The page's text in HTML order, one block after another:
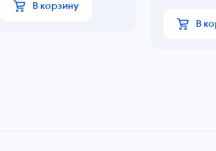
В корзину
В